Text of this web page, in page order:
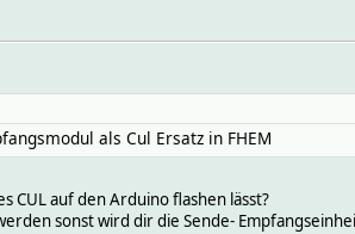
als Cul Ersatz in FHEM
CUL auf den Arduino flashen lässt?
sonst wird dir die Sende-